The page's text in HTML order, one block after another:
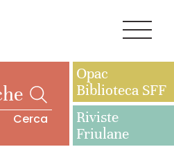
Cerca
Opac
Biblioteca SFF
Riviste
Friulane